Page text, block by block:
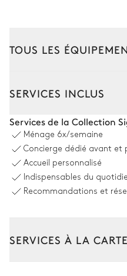
TOUS LES
Vue sur la nature
3Canapés
Cuisine
SERVICES INCLUS
Services de la Collection
Ménage 6x/semaine
Concierge dédié avant et
Accueil personnalisé
Indispensables du
Recommandations et
SERVICES À LA CARTE